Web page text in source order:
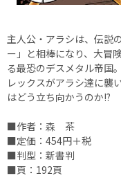
主人公・アラシは、伝説
ー」と相棒になり、大冒
る最恐のデスメタル帝国
レックスがアラシ達に
はどう立ち向かうのか!?
■作者：森 茶
■定価：454円＋税
■判型：新書判
■頁：192頁